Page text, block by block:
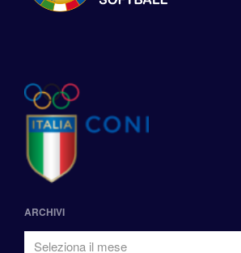
ARCHIVI